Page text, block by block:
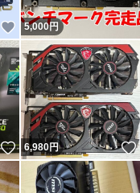
いいね！
5,000円
いいね！
6,980円